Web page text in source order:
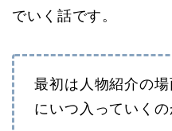
でいく話です。
最初は人物紹介の
にいつ入っていくの